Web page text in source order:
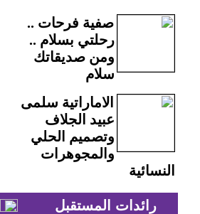
صفية فرحات ..
رحلتي بسلام ..
ومن صديقاتك
سلام
الاماراتية سلمى
عبيد الجلاف
وتصميم الحلي
والمجوهرات
النسائية
رائدات المستقبل